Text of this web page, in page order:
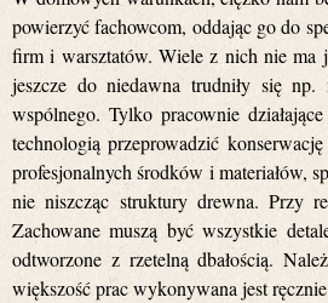
powierzyć fachowcom, oddając go do
firm i warsztatów. Wiele z nich nie ma
jeszcze do niedawna trudniły się
wspólnego. Tylko pracownie
technologią przeprowadzić
profesjonalnych środków i materiałów,
nie niszcząc struktury drewna. Przy
Zachowane muszą być wszystkie
odtworzone z rzetelną dbałością.
większość prac wykonywana jest